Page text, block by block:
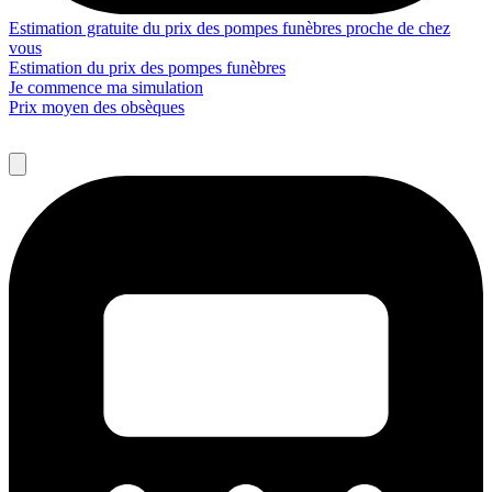
Estimation gratuite du prix des pompes funèbres proche de chez
vous
Estimation du prix des pompes funèbres
Je commence ma simulation
Prix moyen des obsèques